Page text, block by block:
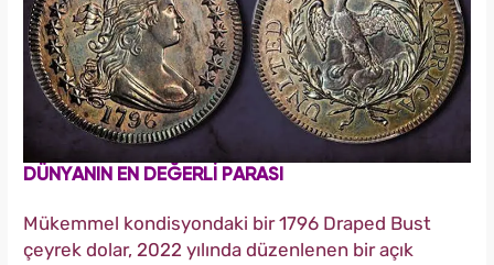
DÜNYANIN EN DEĞERLİ PARASI
Mükemmel kondisyondaki bir 1796 Draped Bust
çeyrek dolar, 2022 yılında düzenlenen bir açık